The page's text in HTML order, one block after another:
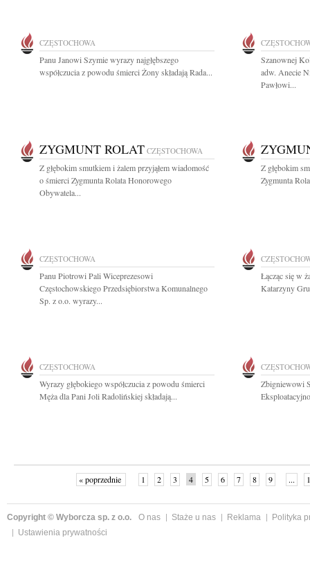
CZĘSTOCHOWA
Panu Janowi Szymie wyrazy najgłębszego
współczucia z powodu śmierci Żony składają Rada...
Szanownej
adw. Anecie
Pawłowi...
ZYGMUNT ROLAT CZĘSTOCHOWA
Z głębokim smutkiem i żalem przyjąłem wiadomość
o śmierci Zygmunta Rolata Honorowego
Obywatela...
Z głębokim
Zygmunta
CZĘSTOCHOWA
Panu Piotrowi Pali Wiceprezesowi
Częstochowskiego Przedsiębiorstwa Komunalnego
Sp. z o.o. wyrazy...
Łącząc się w
Katarzyny
CZĘSTOCHOWA
Wyrazy głębokiego współczucia z powodu śmierci
Męża dla Pani Joli Radolińskiej składają...
Zbigniewowi
« poprzednie 1 2 3 4 5 6 7 8 9 ...
Copyright © Wyborcza sp. z o.o. O nas Staże u nas Reklama
Polityka
Ustawienia prywatności